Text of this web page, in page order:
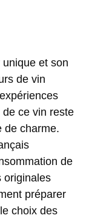
et son
de vin
ce vin reste
de charme.
de
originales
préparer
choix des